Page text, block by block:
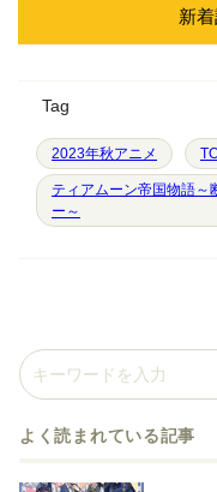
新
Tag
2023年秋アニメ
ティアムーン帝国物語～
ー～
よく読まれている記事